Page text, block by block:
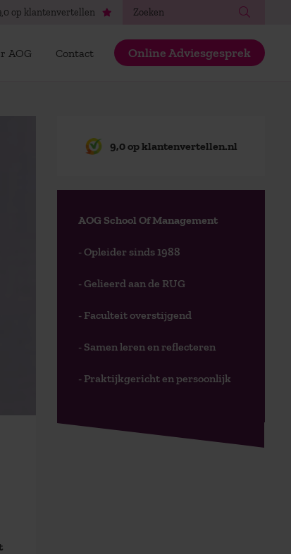
op klantenvertellen
AOG Contact Online Adviesgesprek
9,0 op klantenvertellen.nl
AOG School Of Management
- Opleider sinds 1988
- Gelieerd aan de RUG
- Faculteit overstijgend
- Samen leren en reflecteren
- Praktijkgericht en persoonlijk